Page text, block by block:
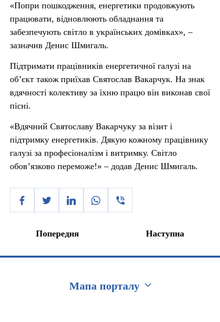
«Попри пошкодження, енергетики продовжують
працювати, відновлюють обладнання та
забезпечують світло в українських домівках», –
зазначив Денис Шмигаль.
Підтримати працівників енергетичної галузі на
об’єкт також приїхав Святослав Вакарчук. На знак
вдячності колективу за їхню працю він виконав свої
пісні.
«Вдячний Святославу Вакарчуку за візит і
підтримку енергетиків. Дякую кожному працівнику
галузі за професіоналізм і витримку. Світло
обов’язково переможе!» – додав Денис Шмигаль.
Попередня Наступна
Мапа порталу